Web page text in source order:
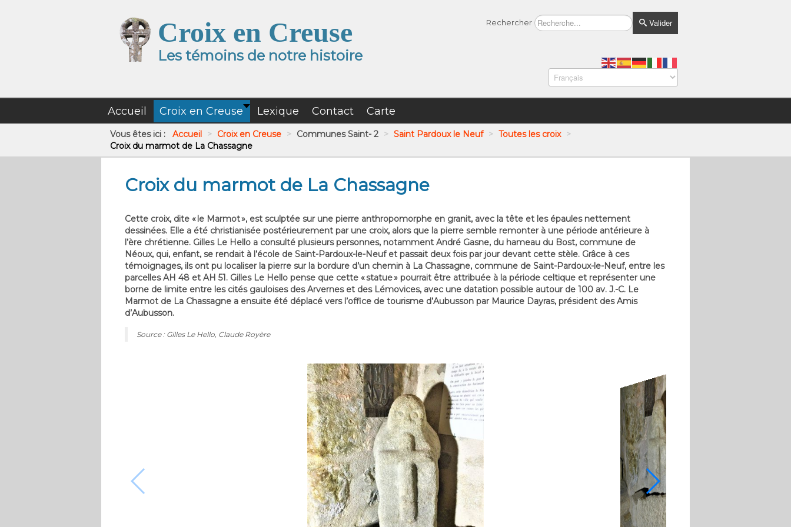
Croix en Creuse
Les témoins de notre histoire
Rechercher Valider
Accueil Croix en Creuse Lexique Contact Carte
Vous êtes ici : Accueil > Croix en Creuse > Communes Saint- 2 > Saint Pardoux le Neuf > Toutes les croix >
Croix du marmot de La Chassagne
Croix du marmot de La Chassagne
Cette croix, dite « le Marmot », est sculptée sur une pierre anthropomorphe en granit, avec la tête et les épaules nettement
dessinées. Elle a été christianisée postérieurement par une croix, alors que la pierre semble remonter à une période antérieure à
l’ère chrétienne. Gilles Le Hello a consulté plusieurs personnes, notamment André Gasne, du hameau du Bost, commune de
Néoux, qui, enfant, se rendait à l’école de Saint-Pardoux-le-Neuf et passait deux fois par jour devant cette stèle. Grâce à ces
témoignages, ils ont pu localiser la pierre sur la bordure d’un chemin à La Chassagne, commune de Saint-Pardoux-le-Neuf, entre les
parcelles AH 48 et AH 51. Gilles Le Hello pense que cette « statue » pourrait être attribuée à la période celtique et représenter une
borne de limite entre les cités gauloises des Arvernes et des Lémovices, avec une datation possible autour de 100 av. J.-C. Le
Marmot de La Chassagne a ensuite été déplacé vers l’office de tourisme d’Aubusson par Maurice Dayras, président des Amis
d’Aubusson.
Source : Gilles Le Hello, Claude Royère